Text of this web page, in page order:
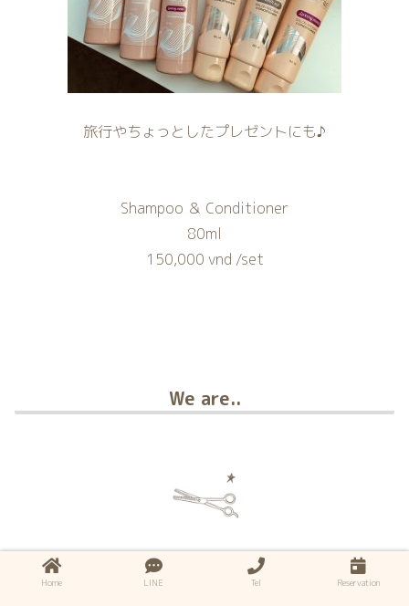
旅行やちょっとしたプレゼントにも♪
Shampoo ＆ Conditioner
80ml
150,000 vnd /set
We are..
RITA Hair Vietnam
Home LINE Tel Reservation